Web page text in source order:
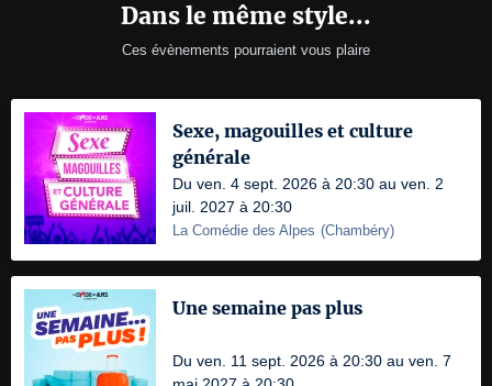
Dans le même style...
Ces évènements pourraient vous plaire
Sexe, magouilles et culture
générale
Du ven. 4 sept. 2026 à 20:30 au ven. 2
juil. 2027 à 20:30
La Comédie des Alpes (Chambéry)
Une semaine pas plus
Du ven. 11 sept. 2026 à 20:30 au ven. 7